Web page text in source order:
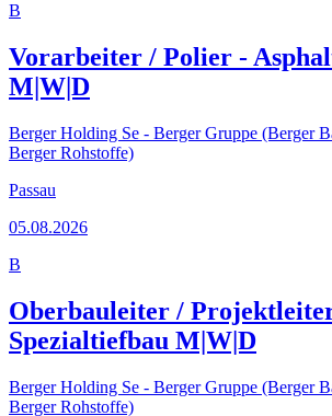
B
Vorarbeiter / Polier -
M|W|D
Berger Holding Se - Berger Gruppe (Berger
Berger Rohstoffe)
Passau
05.08.2026
B
Oberbauleiter /
Spezialtiefbau M|W|D
Berger Holding Se - Berger Gruppe (Berger
Berger Rohstoffe)